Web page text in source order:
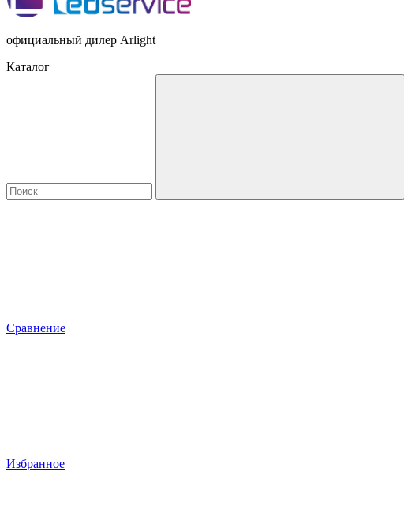
официальный дилер Arlight
Каталог
Сравнение
Избранное